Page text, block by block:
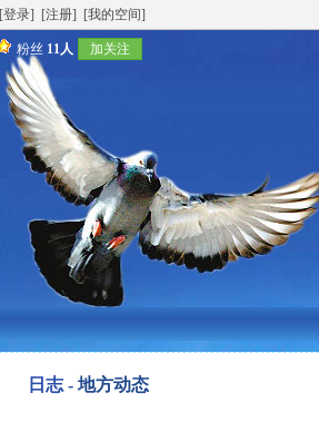
[登录] [注册] [我的空间]
粉丝 11人 加关注
日志 - 地方动态